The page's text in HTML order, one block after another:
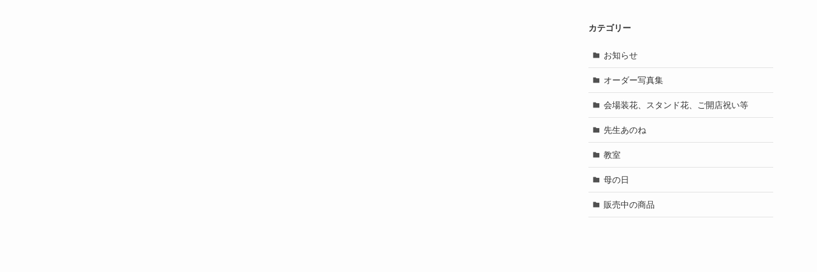
カテゴリー
お知らせ
オーダー写真集
会場装花、スタンド花、ご開店祝い等
先生あのね
教室
母の日
販売中の商品